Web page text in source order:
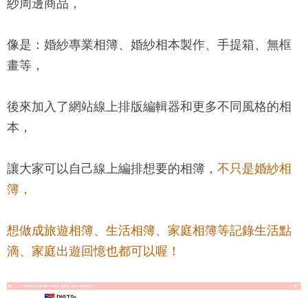
紗周邊商品，
像是：婚紗專業相簿、婚紗相本製作、手提箱、無框
畫等，
後來加入了網站線上排版編輯器和更多不同風格的相
本，
讓大家可以自己線上編排想要的相簿， 不只是婚紗相
簿，
想做成旅遊相簿、生活相簿、家庭相簿等記錄生活點
滴、家庭出遊回憶也都可以喔！